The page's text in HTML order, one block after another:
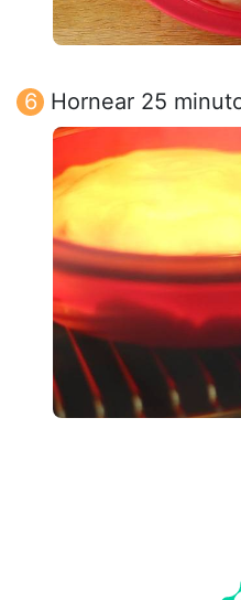
Hornear 25